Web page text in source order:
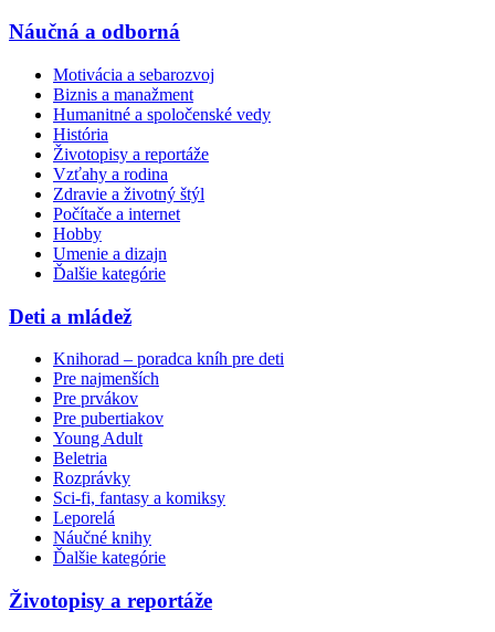
Náučná a odborná
Motivácia a sebarozvoj
Biznis a manažment
Humanitné a spoločenské vedy
História
Životopisy a reportáže
Vzťahy a rodina
Zdravie a životný štýl
Počítače a internet
Hobby
Umenie a dizajn
Ďalšie kategórie
Deti a mládež
Knihorad – poradca kníh pre deti
Pre najmenších
Pre prvákov
Pre pubertiakov
Young Adult
Beletria
Rozprávky
Sci-fi, fantasy a komiksy
Leporelá
Náučné knihy
Ďalšie kategórie
Životopisy a reportáže